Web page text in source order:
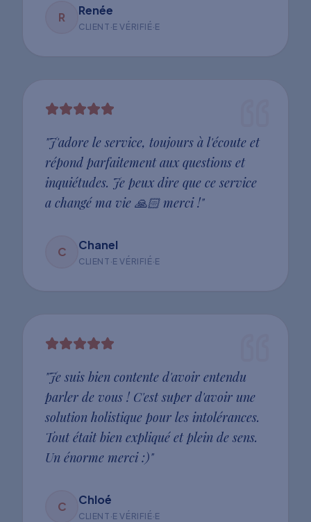
R Renée
CLIENT·E VÉRIFIÉ·E
"J'adore le service, toujours à l'écoute et
répond parfaitement aux questions et
inquiétudes. Je peux dire que ce service
a changé ma vie 🙏🏻 merci !"
C Chanel
CLIENT·E VÉRIFIÉ·E
"Je suis bien contente d'avoir entendu
parler de vous ! C'est super d'avoir une
solution holistique pour les intolérances.
Tout était bien expliqué et plein de sens.
Un énorme merci :)"
C Chloé
CLIENT·E VÉRIFIÉ·E